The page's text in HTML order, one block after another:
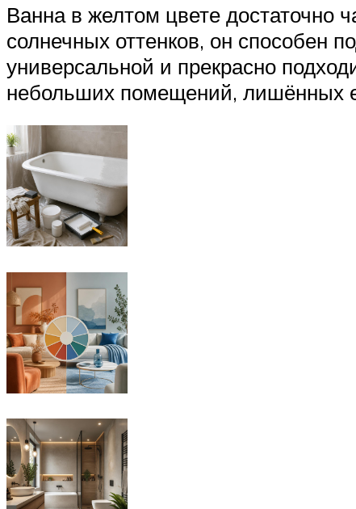
Ванна в желтом цвете достаточно
солнечных оттенков, он способен
универсальной и прекрасно
небольших помещений, лишённых